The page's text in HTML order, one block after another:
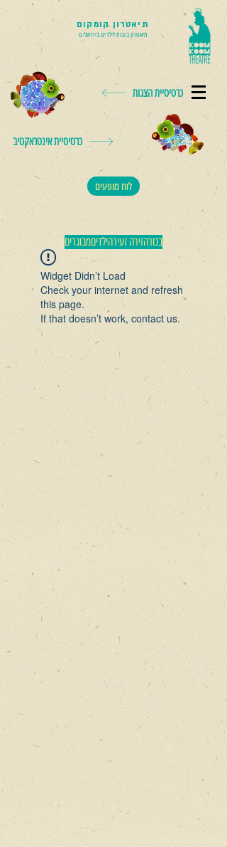
תיאטרון קומקום
תיאטרון בובות לילדים בירושלים
כרטיסיית הצגות
כרטיסיית אינטראקטיב
לוח מופעים
בכורהזירה זעירהילדיםמבוגרים
Widget Didn’t Load
Check your internet and refresh
this page.
If that doesn’t work, contact us.